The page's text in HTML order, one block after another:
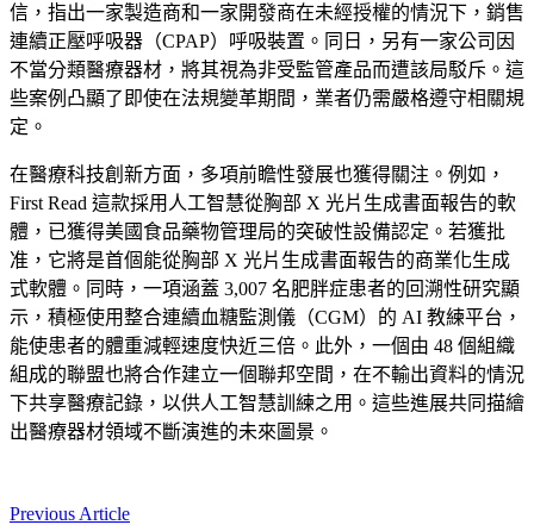
信，指出一家製造商和一家開發商在未經授權的情況下，銷售
連續正壓呼吸器（CPAP）呼吸裝置。同日，另有一家公司因
不當分類醫療器材，將其視為非受監管產品而遭該局駁斥。這
些案例凸顯了即使在法規變革期間，業者仍需嚴格遵守相關規
定。
在醫療科技創新方面，多項前瞻性發展也獲得關注。例如，
First Read 這款採用人工智慧從胸部 X 光片生成書面報告的軟
體，已獲得美國食品藥物管理局的突破性設備認定。若獲批
准，它將是首個能從胸部 X 光片生成書面報告的商業化生成
式軟體。同時，一項涵蓋 3,007 名肥胖症患者的回溯性研究顯
示，積極使用整合連續血糖監測儀（CGM）的 AI 教練平台，
能使患者的體重減輕速度快近三倍。此外，一個由 48 個組織
組成的聯盟也將合作建立一個聯邦空間，在不輸出資料的情況
下共享醫療記錄，以供人工智慧訓練之用。這些進展共同描繪
出醫療器材領域不斷演進的未來圖景。
Previous Article